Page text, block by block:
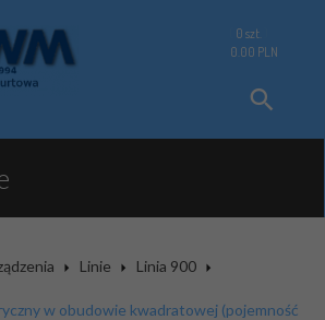
0 szt.
0.00 PLN
Linie Linia 900
w obudowie kwadratowej (pojemność